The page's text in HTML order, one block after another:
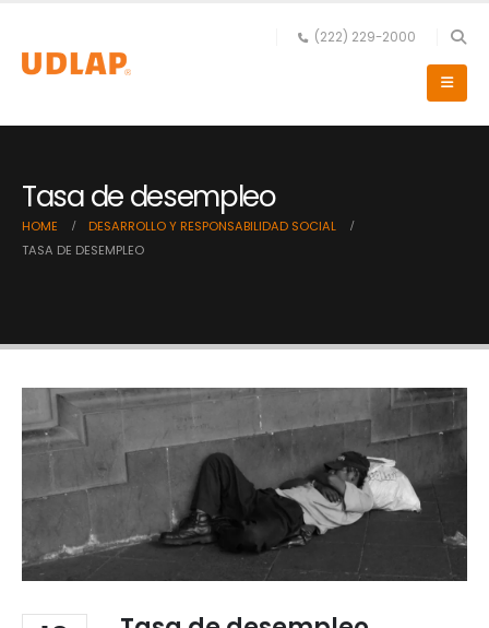
(222) 229-2000
Tasa de desempleo
HOME
DESARROLLO Y RESPONSABILIDAD SOCIAL
TASA DE DESEMPLEO